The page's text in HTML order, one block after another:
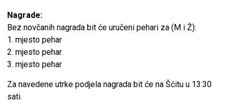
Nagrade:
Bez novčanih nagrada bit će uručeni pehari za (M i Ž):
1. mjesto pehar
2. mjesto pehar
3. mjesto pehar
Za navedene utrke podjela nagrada bit će na Šćitu u 13:30
sati.